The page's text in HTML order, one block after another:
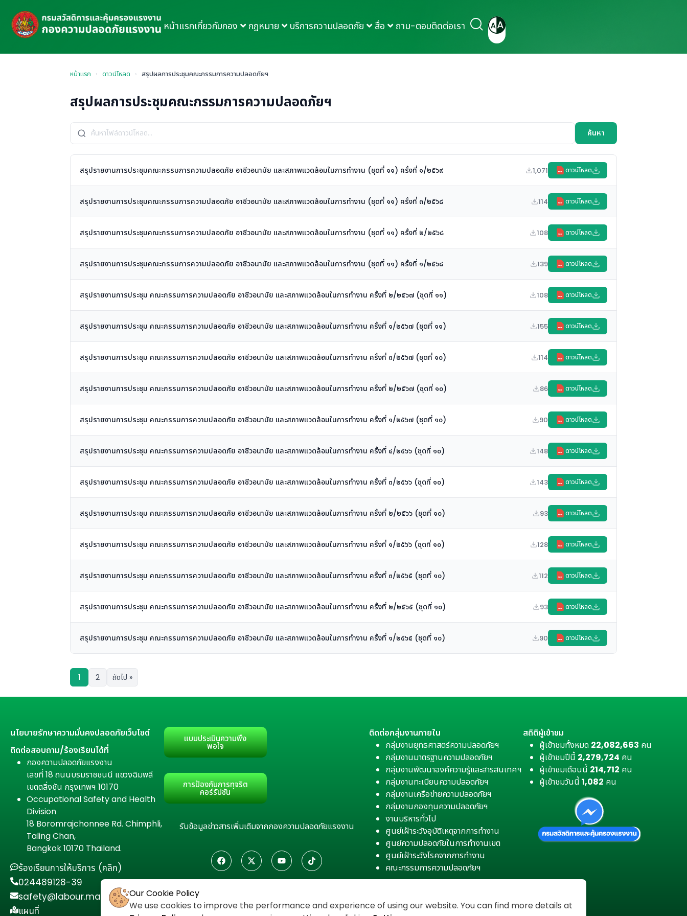
หน้าแรกเกี่ยวกับกอง กฎหมาย บริการความปลอดภัย สื่อ ถาม-ตอบติดต่อเรา
หน้าแรก › ดาวน์โหลด › สรุปผลการประชุมคณะกรรมการความปลอดภัยฯ
สรุปผลการประชุมคณะกรรมการความปลอดภัยฯ
ค้นหา
สรุปรายงานการประชุมคณะกรรมการความปลอดภัย อาชีวอนามัย และสภาพแวดล้อมในการทำงาน (ชุดที่ ๑๑) ครั้งที่ ๑/๒๕๖๙ 1,071 PDF ดาวน์โหลด
สรุปรายงานการประชุมคณะกรรมการความปลอดภัย อาชีวอนามัย และสภาพแวดล้อมในการทำงาน (ชุดที่ ๑๑) ครั้งที่ ๓/๒๕๖๘ 114 PDF ดาวน์โหลด
สรุปรายงานการประชุมคณะกรรมการความปลอดภัย อาชีวอนามัย และสภาพแวดล้อมในการทำงาน (ชุดที่ ๑๑) ครั้งที่ ๒/๒๕๖๘ 108 PDF ดาวน์โหลด
สรุปรายงานการประชุมคณะกรรมการความปลอดภัย อาชีวอนามัย และสภาพแวดล้อมในการทำงาน (ชุดที่ ๑๑) ครั้งที่ ๑/๒๕๖๘ 139 PDF ดาวน์โหลด
สรุปรายงานการประชุม คณะกรรมการความปลอดภัย อาชีวอนามัย และสภาพแวดล้อมในการทำงาน ครั้งที่ ๒/๒๕๖๗ (ชุดที่ ๑๑) 108 PDF ดาวน์โหลด
สรุปรายงานการประชุม คณะกรรมการความปลอดภัย อาชีวอนามัย และสภาพแวดล้อมในการทำงาน ครั้งที่ ๑/๒๕๖๗ (ชุดที่ ๑๑) 155 PDF ดาวน์โหลด
สรุปรายงานการประชุม คณะกรรมการความปลอดภัย อาชีวอนามัย และสภาพแวดล้อมในการทำงาน ครั้งที่ ๓/๒๕๖๗ (ชุดที่ ๑๐) 114 PDF ดาวน์โหลด
สรุปรายงานการประชุม คณะกรรมการความปลอดภัย อาชีวอนามัย และสภาพแวดล้อมในการทำงาน ครั้งที่ ๒/๒๕๖๗ (ชุดที่ ๑๐) 86 PDF ดาวน์โหลด
สรุปรายงานการประชุม คณะกรรมการความปลอดภัย อาชีวอนามัย และสภาพแวดล้อมในการทำงาน ครั้งที่ ๑/๒๕๖๗ (ชุดที่ ๑๐) 90 PDF ดาวน์โหลด
สรุปรายงานการประชุม คณะกรรมการความปลอดภัย อาชีวอนามัย และสภาพแวดล้อมในการทำงาน ครั้งที่ ๔/๒๕๖๖ (ชุดที่ ๑๐) 148 PDF ดาวน์โหลด
สรุปรายงานการประชุม คณะกรรมการความปลอดภัย อาชีวอนามัย และสภาพแวดล้อมในการทำงาน ครั้งที่ ๓/๒๕๖๖ (ชุดที่ ๑๐) 143 PDF ดาวน์โหลด
สรุปรายงานการประชุม คณะกรรมการความปลอดภัย อาชีวอนามัย และสภาพแวดล้อมในการทำงาน ครั้งที่ ๒/๒๕๖๖ (ชุดที่ ๑๐) 93 PDF ดาวน์โหลด
สรุปรายงานการประชุม คณะกรรมการความปลอดภัย อาชีวอนามัย และสภาพแวดล้อมในการทำงาน ครั้งที่ ๑/๒๕๖๖ (ชุดที่ ๑๐) 128 PDF ดาวน์โหลด
สรุปรายงานการประชุม คณะกรรมการความปลอดภัย อาชีวอนามัย และสภาพแวดล้อมในการทำงาน ครั้งที่ ๓/๒๕๖๕ (ชุดที่ ๑๐) 112 PDF ดาวน์โหลด
สรุปรายงานการประชุม คณะกรรมการความปลอดภัย อาชีวอนามัย และสภาพแวดล้อมในการทำงาน ครั้งที่ ๒/๒๕๖๕ (ชุดที่ ๑๐) 93 PDF ดาวน์โหลด
สรุปรายงานการประชุม คณะกรรมการความปลอดภัย อาชีวอนามัย และสภาพแวดล้อมในการทำงาน ครั้งที่ ๑/๒๕๖๕ (ชุดที่ ๑๐) 90 PDF ดาวน์โหลด
1 2 ถัดไป »
นโยบายรักษาความมั่นคงปลอดภัยเว็บไซต์
ติดต่อสอบถาม/ร้องเรียนได้ที่
กองความปลอดภัยแรงงาน
เลขที่ 18 ถนนบรมราชชนนี แขวงฉิมพลี
เขตตลิ่งชัน กรุงเทพฯ 10170
Occupational Safety and Health
Division
18 Boromrajchonnee Rd. Chimphli,
Taling Chan,
Bangkok 10170 Thailand.
ร้องเรียนการให้บริการ (คลิก)
024489128-39
safety@labour.mail.go.th
แผนที่
แบบประเมินความพึง
พอใจ
การป้องกันการทุจริต
คอร์รัปชัน
รับข้อมูลข่าวสารเพิ่มเติมจากกองความปลอดภัยแรงงาน
ติดต่อกลุ่มงานภายใน
กลุ่มงานยุทธศาสตร์ความปลอดภัยฯ
กลุ่มงานมาตรฐานความปลอดภัยฯ
กลุ่มงานพัฒนาองค์ความรู้และสารสนเทศฯ
กลุ่มงานทะเบียนความปลอดภัยฯ
กลุ่มงานเครือข่ายความปลอดภัยฯ
กลุ่มงานกองทุนความปลอดภัยฯ
งานบริหารทั่วไป
ศูนย์เฝ้าระวังอุบัติเหตุจากการทำงาน
ศูนย์ความปลอดภัยในการทำงานเขต
ศูนย์เฝ้าระวังโรคจากการทำงาน
คณะกรรมการความปลอดภัยฯ
สถิติผู้เข้าชม
ผู้เข้าชมทั้งหมด 22,082,663 คน
ผู้เข้าชมปีนี้ 2,279,724 คน
ผู้เข้าชมเดือนนี้ 214,712 คน
ผู้เข้าชมวันนี้1,082 คน
Our Cookie Policy
We use cookies to improve the performance and experience of using our website. You can find more details at